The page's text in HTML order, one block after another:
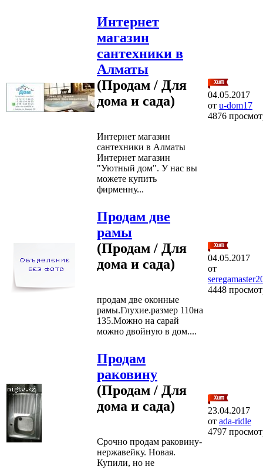
Интернет
магазин
сантехники в
Алматы
(Продам / Для
дома и сада)
Интернет магазин
сантехники в Алматы
Интернет магазин
"Уютный дом". У нас вы
можете купить
фирменну...
04.05.2017
от u-dom17
4876
Продам две
рамы
(Продам / Для
дома и сада)
продам две оконные
рамы.Глухие.размер 110на
135.Можно на сарай
можно двойную в дом....
04.05.2017
от
4448
Продам
раковину
(Продам / Для
дома и сада)
Срочно продам раковину-
нержавейку. Новая.
Купили, но не
23.04.2017
от ada-ridle
4797